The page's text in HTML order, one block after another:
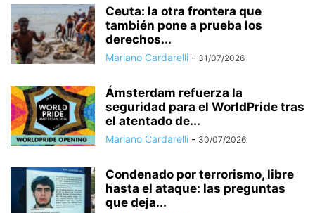
Ceuta: la otra frontera que
también pone a prueba los
derechos...
Mariano Cardarelli - 31/07/2026
Ámsterdam refuerza la
seguridad para el WorldPride tras
el atentado de...
Mariano Cardarelli - 30/07/2026
Condenado por terrorismo, libre
hasta el ataque: las preguntas
que deja...